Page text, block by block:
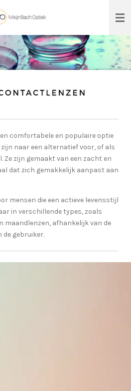
comfortabele en populaire optie
naar een alternatief voor, of als
Ze zijn gemaakt van een zacht en
dat zich gemakkelijk aanpast aan
mensen die een actieve levensstijl
in verschillende types, zoals
maandlenzen, afhankelijk van de
de gebruiker.